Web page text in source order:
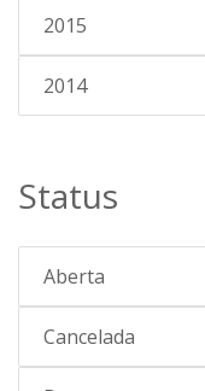
2015
2014
Status
Aberta
Cancelada